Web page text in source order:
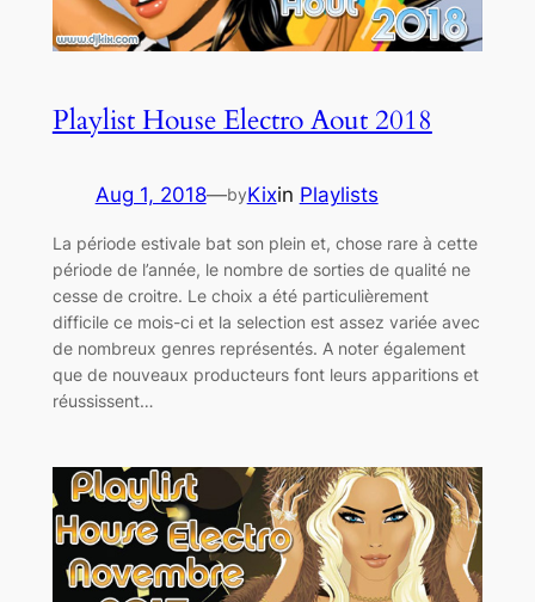
Playlist House Electro Aout 2018
Aug 1, 2018—byKixin Playlists
La période estivale bat son plein et, chose rare à cette
période de l’année, le nombre de sorties de qualité ne
cesse de croitre. Le choix a été particulièrement
difficile ce mois-ci et la selection est assez variée avec
de nombreux genres représentés. A noter également
que de nouveaux producteurs font leurs apparitions et
réussissent…